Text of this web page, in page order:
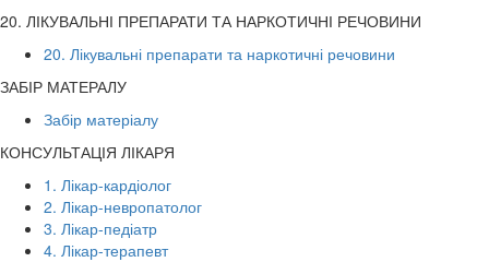
20. ЛІКУВАЛЬНІ ПРЕПАРАТИ ТА НАРКОТИЧНІ РЕЧОВИНИ
20. Лікувальні препарати та наркотичні речовини
ЗАБІР МАТЕРАЛУ
Забір матеріалу
КОНСУЛЬТАЦІЯ ЛІКАРЯ
1. Лікар-кардіолог
2. Лікар-невропатолог
3. Лікар-педіатр
4. Лікар-терапевт